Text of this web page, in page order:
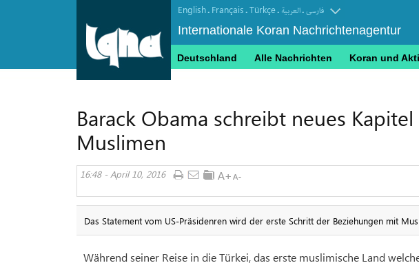
English. Français.Türkçe. العربیة.فارسی
Internationale Koran Nachrichtenagentur
Deutschland Alle Nachrichten Koran und
Barack Obama schreibt neues
Muslimen
16:48 - April 10, 2016
Das Statement vom US-Präsidenren wird der erste Schritt der Beziehungen mit
Während seiner Reise in die Türkei, das erste muslimische Land